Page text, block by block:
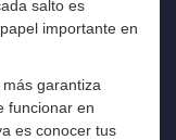
salto es
importante en
garantiza
funcionar en
es conocer tus